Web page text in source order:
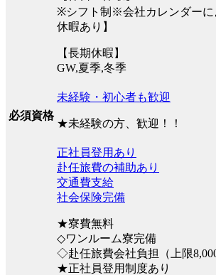
※シフト制※会社カレンダーに
休暇あり】
【長期休暇】
GW,夏季,冬季
必須資格
未経験・初心者も歓迎
★未経験の方、歓迎！！
正社員登用あり
赴任旅費の補助あり
交通費支給
社会保険完備
★寮費無料
◇ワンルーム寮完備
◇赴任旅費会社負担（上限
★正社員登用制度あり